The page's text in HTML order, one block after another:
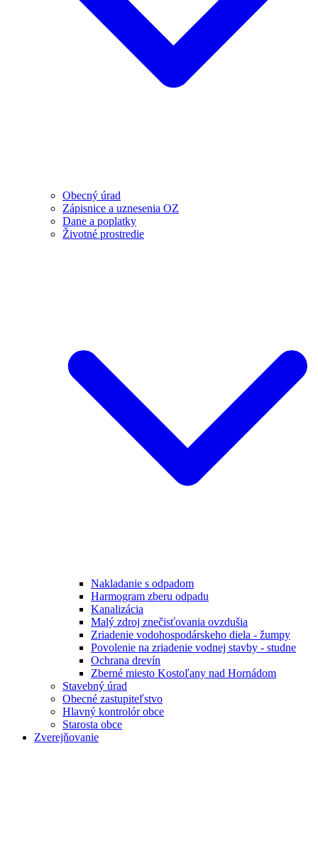
Obecný úrad
Zápisnice a uznesenia OZ
Dane a poplatky
Životné prostredie
Nakladanie s odpadom
Harmogram zberu odpadu
Kanalizácia
Malý zdroj znečisťovania ovzdušia
Zriadenie vodohospodárskeho diela - žumpy
Povolenie na zriadenie vodnej stavby - studne
Ochrana drevín
Zberné miesto Kostoľany nad Hornádom
Stavebný úrad
Obecné zastupiteľstvo
Hlavný kontrolór obce
Starosta obce
Zverejňovanie